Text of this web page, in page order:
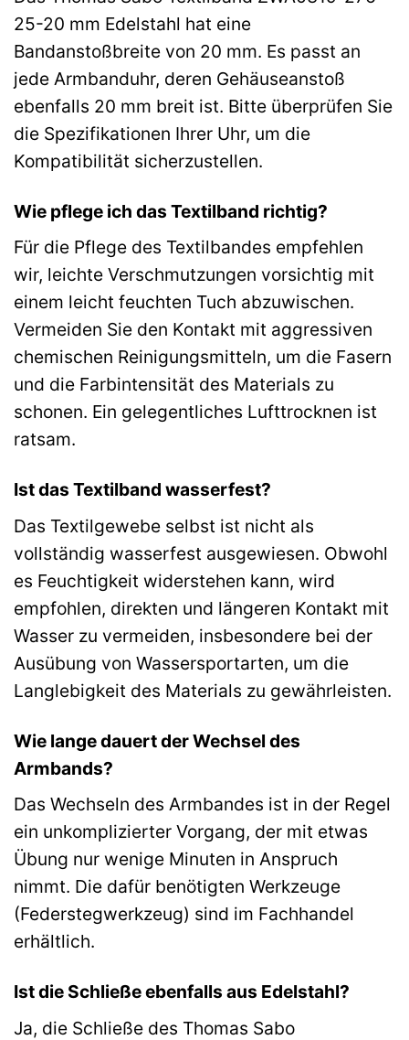
25-20 mm Edelstahl hat eine
Bandanstoßbreite von 20 mm. Es passt an
jede Armbanduhr, deren Gehäuseanstoß
ebenfalls 20 mm breit ist. Bitte überprüfen Sie
die Spezifikationen Ihrer Uhr, um die
Kompatibilität sicherzustellen.
Wie pflege ich das Textilband richtig?
Für die Pflege des Textilbandes empfehlen
wir, leichte Verschmutzungen vorsichtig mit
einem leicht feuchten Tuch abzuwischen.
Vermeiden Sie den Kontakt mit aggressiven
chemischen Reinigungsmitteln, um die Fasern
und die Farbintensität des Materials zu
schonen. Ein gelegentliches Lufttrocknen ist
ratsam.
Ist das Textilband wasserfest?
Das Textilgewebe selbst ist nicht als
vollständig wasserfest ausgewiesen. Obwohl
es Feuchtigkeit widerstehen kann, wird
empfohlen, direkten und längeren Kontakt mit
Wasser zu vermeiden, insbesondere bei der
Ausübung von Wassersportarten, um die
Langlebigkeit des Materials zu gewährleisten.
Wie lange dauert der Wechsel des
Armbands?
Das Wechseln des Armbandes ist in der Regel
ein unkomplizierter Vorgang, der mit etwas
Übung nur wenige Minuten in Anspruch
nimmt. Die dafür benötigten Werkzeuge
(Federstegwerkzeug) sind im Fachhandel
erhältlich.
Ist die Schließe ebenfalls aus Edelstahl?
Ja, die Schließe des Thomas Sabo